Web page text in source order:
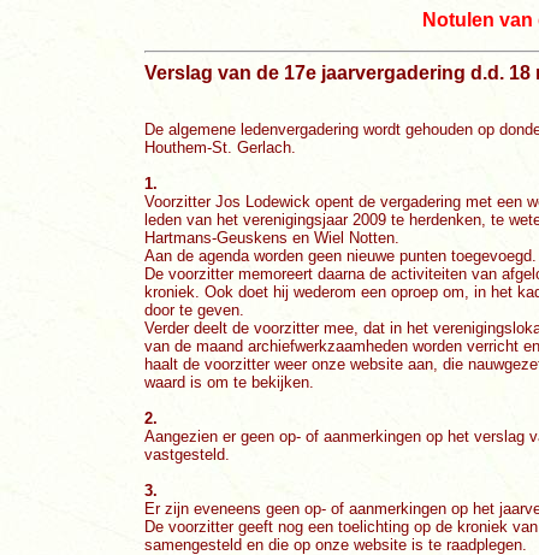
Notulen
Verslag van de 17e jaarvergadering d.d. 18
De algemene ledenvergadering wordt gehouden op
Houthem-St. Gerlach.
1.
Voorzitter Jos Lodewick opent de vergadering met een
leden van het verenigingsjaar 2009 te herdenken, te
Hartmans-Geuskens en Wiel Notten.
Aan de agenda worden geen nieuwe punten toegevoegd.
De voorzitter memoreert daarna de activiteiten van
kroniek. Ook doet hij wederom een oproep om, in het
door te geven.
Verder deelt de voorzitter mee, dat in het
van de maand archiefwerkzaamheden worden verricht
haalt de voorzitter weer onze website aan, die
waard is om te bekijken.
2.
Aangezien er geen op- of aanmerkingen op het verslag
vastgesteld.
3.
Er zijn eveneens geen op- of aanmerkingen op het
De voorzitter geeft nog een toelichting op de kroniek
samengesteld en die op onze website is te raadplegen.